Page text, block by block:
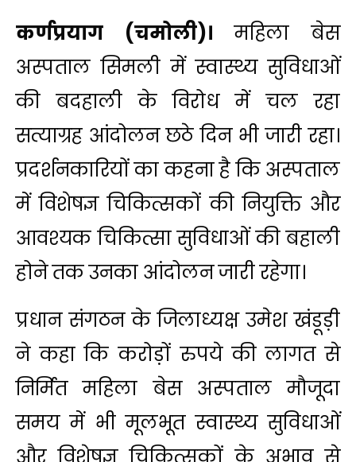
कर्णप्रयाग (चमोली)। महिला बेस
अस्पताल सिमली में स्वास्थ्य सुविधाओं
की बदहाली के विरोध में चल रहा
सत्याग्रह आंदोलन छठे दिन भी जारी रहा।
प्रदर्शनकारियों का कहना है कि अस्पताल
में विशेषज्ञ चिकित्सकों की नियुक्ति और
आवश्यक चिकित्सा सुविधाओं की बहाली
होने तक उनका आंदोलन जारी रहेगा।
प्रधान संगठन के जिलाध्यक्ष उमेश खंडूड़ी
ने कहा कि करोड़ों रुपये की लागत से
निर्मित महिला बेस अस्पताल मौजूदा
समय में भी मूलभूत स्वास्थ्य सुविधाओं